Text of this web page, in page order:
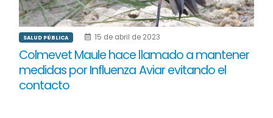
SALUD PÚBLICA 15 de abril de 2023
Colmevet Maule hace llamado a mantener
medidas por Influenza Aviar evitando el
contacto